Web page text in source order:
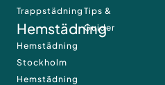
Trappstädning
Hemstädning
Hemstädning
Stockholm
Hemstädning
Tips &
Guider